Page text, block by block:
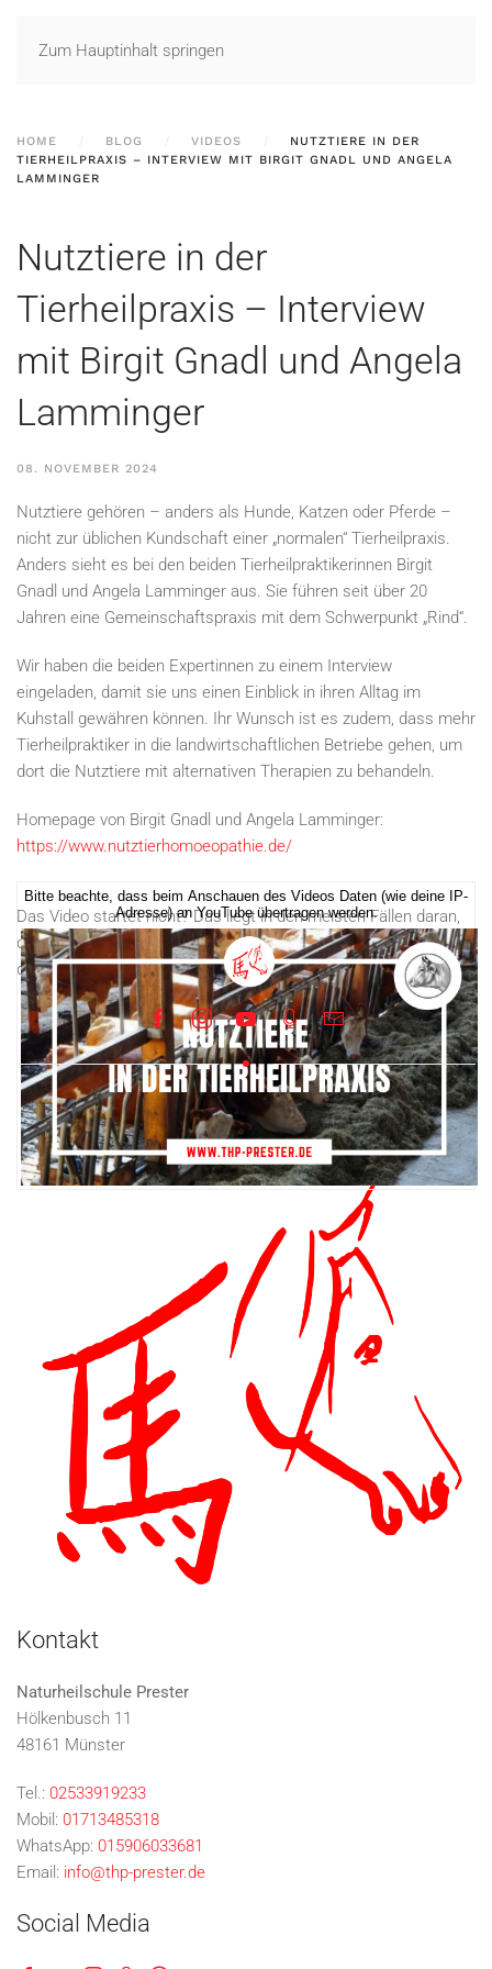
Zum Hauptinhalt springen
HOME BLOG VIDEOS
NUTZTIERE IN DER
TIERHEILPRAXIS – INTERVIEW MIT BIRGIT GNADL UND ANGELA
LAMMINGER
Nutztiere in der
Tierheilpraxis – Interview
mit Birgit Gnadl und Angela
Lamminger
08. NOVEMBER 2024
Nutztiere gehören – anders als Hunde, Katzen oder Pferde –
nicht zur üblichen Kundschaft einer „normalen“ Tierheilpraxis.
Anders sieht es bei den beiden Tierheilpraktikerinnen Birgit
Gnadl und Angela Lamminger aus. Sie führen seit über 20
Jahren eine Gemeinschaftspraxis mit dem Schwerpunkt „Rind“.
Wir haben die beiden Expertinnen zu einem Interview
eingeladen, damit sie uns einen Einblick in ihren Alltag im
Kuhstall gewähren können. Ihr Wunsch ist es zudem, dass mehr
Tierheilpraktiker in die landwirtschaftlichen Betriebe gehen, um
dort die Nutztiere mit alternativen Therapien zu behandeln.
Homepage von Birgit Gnadl und Angela Lamminger:
https://www.nutztierhomoeopathie.de/
Bitte beachte, dass beim Anschauen des Videos Daten (wie deine IP-
Adresse) an YouTube übertragen werden.
Das Video startet nicht? Das liegt in den meisten Fällen daran,
dass die Cookies nicht akzeptiert wurden. Alternativ kannst du
dir das Videoauf unserem YouTube-Kanal anschauen
Kontakt
Naturheilschule Prester
Hölkenbusch 11
48161 Münster
Tel.: 02533919233
Mobil: 01713485318
WhatsApp: 015906033681
Email: info@thp-prester.de
Social Media